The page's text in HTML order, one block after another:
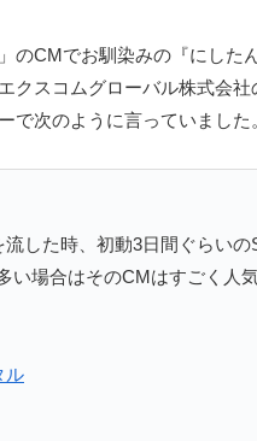
のCMでお馴染みの『にした
クスコムグローバル株式会社
で次のように言っていました
流した時、初動3日間ぐらいの
い場合はそのCMはすごく人
ル